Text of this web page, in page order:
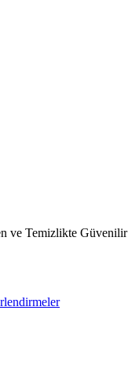
ve Temizlikte Güvenilir